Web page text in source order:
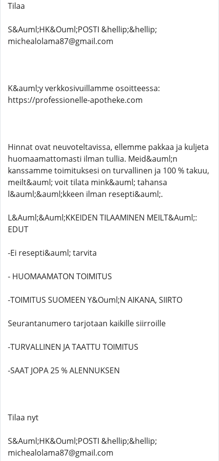
Tilaa
S&Auml;HK&Ouml;POSTI &hellip;&hellip;
michealolama87@gmail.com
K&auml;y verkkosivuillamme osoitteessa:
https://professionelle-apotheke.com
Hinnat ovat neuvoteltavissa, ellemme pakkaa ja kuljeta
huomaamattomasti ilman tullia. Meid&auml;n
kanssamme toimituksesi on turvallinen ja 100 % takuu,
meilt&auml; voit tilata mink&auml; tahansa
l&auml;&auml;kkeen ilman resepti&auml;.
L&Auml;&Auml;KKEIDEN TILAAMINEN MEILT&Auml;:
EDUT
-Ei resepti&auml; tarvita
- HUOMAAMATON TOIMITUS
-TOIMITUS SUOMEEN Y&Ouml;N AIKANA, SIIRTO
Seurantanumero tarjotaan kaikille siirroille
-TURVALLINEN JA TAATTU TOIMITUS
-SAAT JOPA 25 % ALENNUKSEN
Tilaa nyt
S&Auml;HK&Ouml;POSTI &hellip;&hellip;
michealolama87@gmail.com